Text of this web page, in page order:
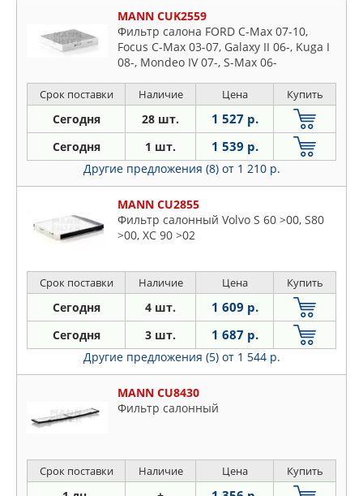
MANN CUK2559
Фильтр салона FORD C-Max 07-10,
Focus C-Max 03-07, Galaxy II 06-, Kuga I
08-, Mondeo IV 07-, S-Max 06-
Срок поставки Наличие Цена Купить
Сегодня 28 шт. 1 527 р.
Сегодня 1 шт. 1 539 р.
Другие предложения (8) от 1 210 р.
MANN CU2855
Фильтр салонный Volvo S 60 >00, S80
>00, XC 90 >02
Срок поставки Наличие Цена Купить
Сегодня 4 шт. 1 609 р.
Сегодня 3 шт. 1 687 р.
Другие предложения (5) от 1 544 р.
MANN CU8430
Фильтр салонный
Срок поставки Наличие Цена Купить